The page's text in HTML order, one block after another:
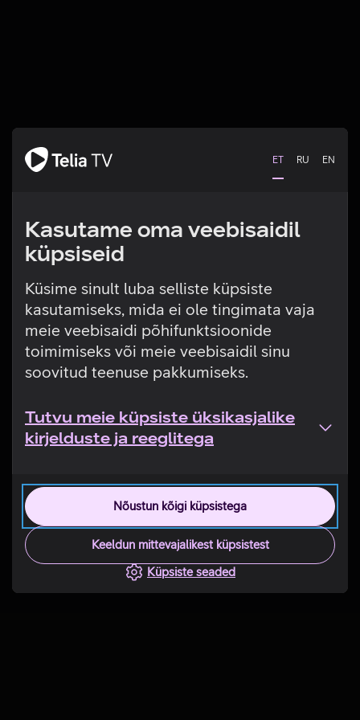
ET RU EN
Kasutame oma veebisaidil
küpsiseid
Küsime sinult luba selliste küpsiste
kasutamiseks, mida ei ole tingimata vaja
meie veebisaidi põhifunktsioonide
toimimiseks või meie veebisaidil sinu
soovitud teenuse pakkumiseks.
Tutvu meie küpsiste üksikasjalike
kirjelduste ja reeglitega
Nõustun kõigi küpsistega
Keeldun mittevajalikest küpsistest
Küpsiste seaded
Tehniline viga